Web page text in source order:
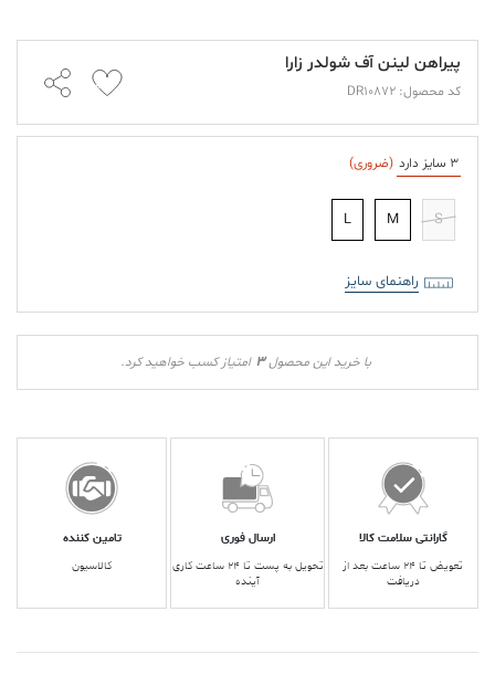
پیراهن لینن آف شولدر زارا
کد محصول: DR10872
3 سایز دارد (ضروری)
S
M
L
راهنمای سایز
با خرید این محصول3 امتیاز کسب خواهید کرد.
گارانتی سلامت کالا
تعویض تا ۲۴ ساعت بعد از
دریافت
ارسال فوری
تحویل به پست تا ۲۴ ساعت کاری
آینده
تامین کننده
کالاسیون